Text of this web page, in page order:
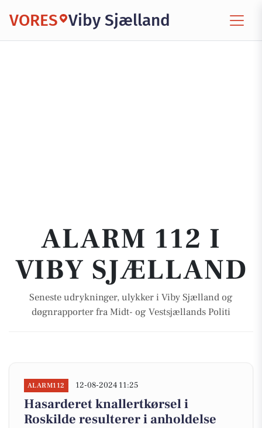
VORES Viby Sjælland
ALARM 112 I
VIBY SJÆLLAND
Seneste udrykninger, ulykker i Viby Sjælland og
døgnrapporter fra Midt- og Vestsjællands Politi
ALARM112 12-08-2024 11:25
Hasarderet knallertkørsel i
Roskilde resulterer i anholdelse